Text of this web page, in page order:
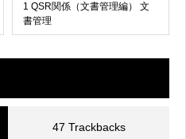
1 QSR関係（文書管理編） 文
書管理
47 Trackbacks